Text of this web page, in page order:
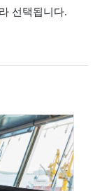
선택됩니다.